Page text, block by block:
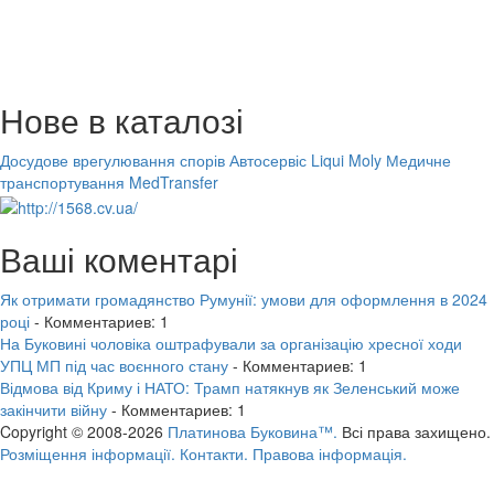
Нове в каталозі
Досудове врегулювання спорів Автосервіс Liqui Moly Медичне
транспортування MedTransfer
Ваші коментарі
Як отримати громадянство Румунії: умови для оформлення в 2024
році - Комментариев: 1
На Буковині чоловіка оштрафували за організацію хресної ходи
УПЦ МП під час воєнного стану - Комментариев: 1
Відмова від Криму і НАТО: Трамп натякнув як Зеленський може
закінчити війну - Комментариев: 1
Copyright © 2008-2026 Платинова Буковина™. Всі права захищено.
Розміщення інформації. Контакти. Правова інформація.